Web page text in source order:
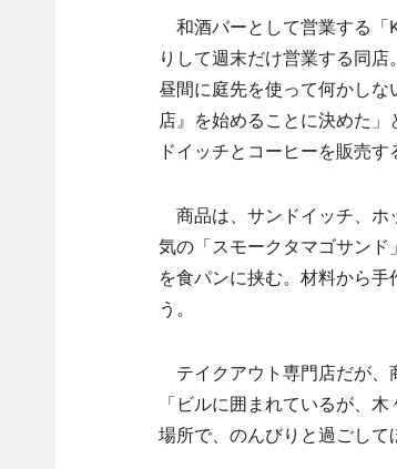
和酒バーとして営業する「
りして週末だけ営業する同店
昼間に庭先を使って何かし
店』を始めることに決めた
ドイッチとコーヒーを販売す
商品は、サンドイッチ、ホ
気の「スモークタマゴサン
を食パンに挟む。材料から
う。
テイクアウト専門店だが、
「ビルに囲まれているが、
場所で、のんびりと過ごして